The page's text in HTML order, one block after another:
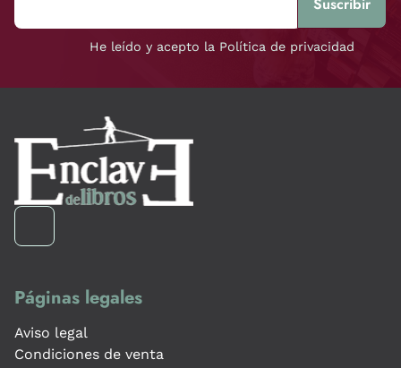
He leído y acepto la Política de privacidad
Páginas legales
Aviso legal
Condiciones de venta